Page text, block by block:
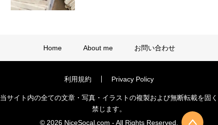
Home About me お問い合わせ
利用規約 Privacy Policy
当サイト内の全ての文章・写真・イラストの複製および無断転載を固く
禁じます。
© 2026 NiceSocal.com - All Rights Reserved.